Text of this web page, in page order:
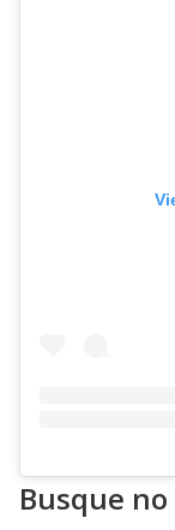
Busque no